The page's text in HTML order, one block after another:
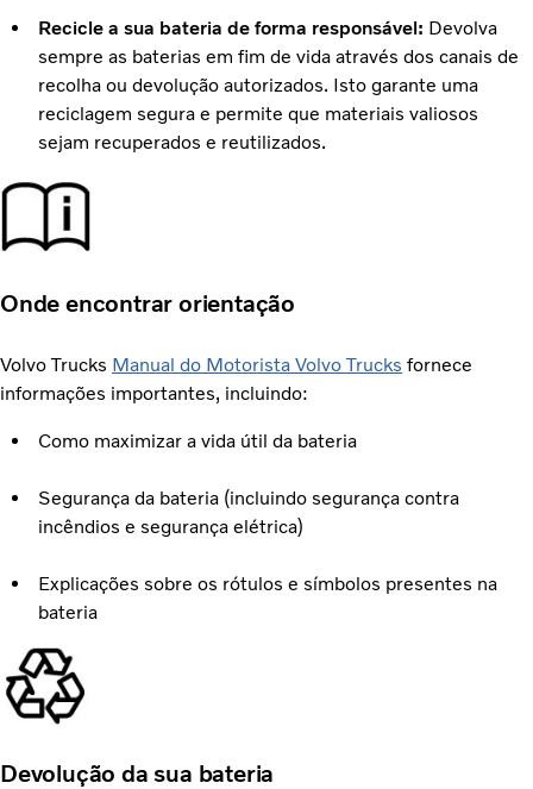
Recicle a sua bateria de forma responsável: Devolva
sempre as baterias em fim de vida através dos canais de
recolha ou devolução autorizados. Isto garante uma
reciclagem segura e permite que materiais valiosos
sejam recuperados e reutilizados.
Onde encontrar orientação
Volvo Trucks Manual do Motorista Volvo Trucks fornece
informações importantes, incluindo:
Como maximizar a vida útil da bateria
Segurança da bateria (incluindo segurança contra
incêndios e segurança elétrica)
Explicações sobre os rótulos e símbolos presentes na
bateria
Devolução da sua bateria